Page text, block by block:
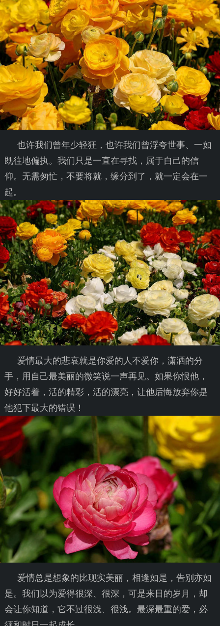
也许我们曾年少轻狂，也许我们曾浮夸世事、一如
既往地偏执。我们只是一直在寻找，属于自己的信
仰。无需匆忙，不要将就，缘分到了，就一定会在一
起。
爱情最大的悲哀就是你爱的人不爱你，潇洒的分
手，用自己最美丽的微笑说一声再见。如果你恨他，
好好活着，活的精彩，活的漂亮，让他后悔放弃你是
他犯下最大的错误！
爱情总是想象的比现实美丽，相逢如是，告别亦如
是。我们以为爱得很深、很深，可是来日的岁月，却
会让你知道，它不过很浅、很浅。最深最重的爱，必